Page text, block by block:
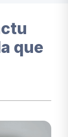
que